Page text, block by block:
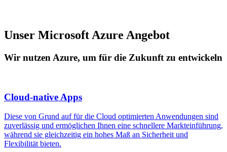
Unser Microsoft Azure Angebot
Wir nutzen Azure, um für die Zukunft zu entwickeln
Cloud-native Apps
Diese von Grund auf für die Cloud optimierten Anwendungen sind
zuverlässig und ermöglichen Ihnen eine schnellere Markteinführung,
während sie gleichzeitig ein hohes Maß an Sicherheit und
Flexibilität bieten.